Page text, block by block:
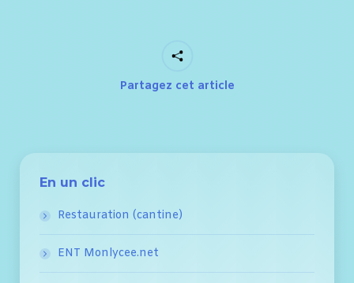
Partagez cet article
En un clic
Restauration (cantine)
ENT Monlycee.net